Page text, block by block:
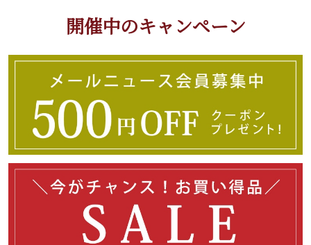
開催中のキャンペーン